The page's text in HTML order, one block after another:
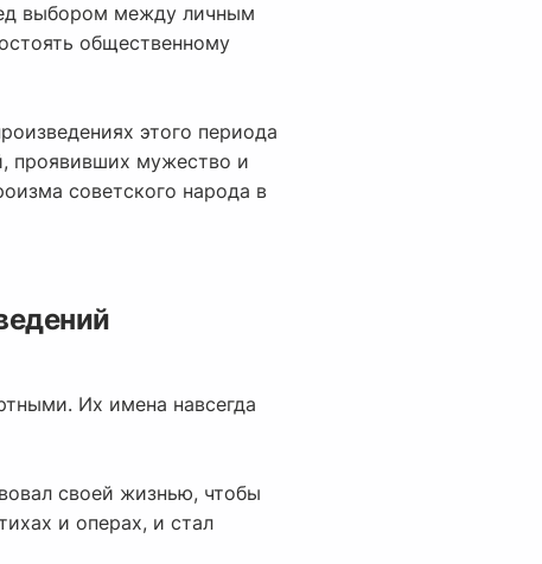
выбором между личным
общественному
этого периода
проявивших мужество и
советского народа в
Их имена навсегда
своей жизнью, чтобы
и операх, и стал